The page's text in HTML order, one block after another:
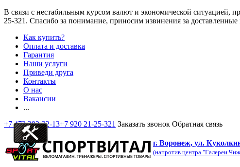
В связи с нестабильным курсом валют и экономической ситуацией,
25-321 . Спасибо за понимание, приносим извинения за доставленные
Как купить?
Оплата и доставка
Гарантия
Наши услуги
Приведи друга
Контакты
О нас
Вакансии
...
+7 473 292-32-13+7 920 21-25-321 Заказать звонок Обратная связь
г. Воронеж, ул.
(напротив центра "Галереи